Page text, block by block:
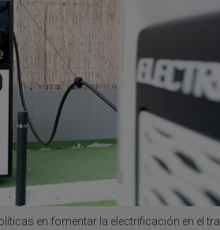
en fomentar la electrificación en el